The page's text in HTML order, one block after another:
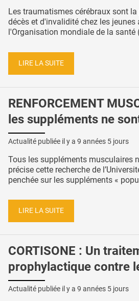
Les traumatismes cérébraux sont
décès et d'invalidité chez les jeunes
l'Organisation mondiale de la santé
LIRE LA SUITE
RENFORCEMENT
les suppléments ne
Actualité publiée il y a 9 années 5 jours
Tous les suppléments musculaires
précise cette recherche de
penchée sur les suppléments «
LIRE LA SUITE
CORTISONE : Un
prophylactique contre
Actualité publiée il y a 9 années 5 jours